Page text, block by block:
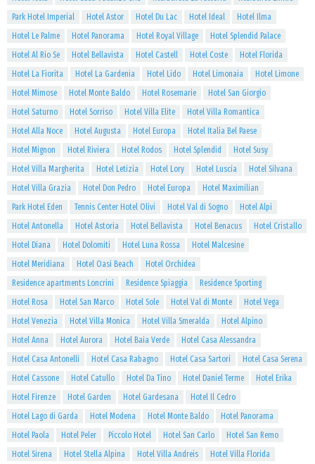
Park Hotel Imperial
Hotel Astor Hotel Du Lac Hotel Ideal
Hotel Ilma
Hotel Le Palme
Hotel Panorama Hotel Royal Village
Hotel Splendid Palace
Hotel Al Rio Se
Hotel Bellavista Hotel Castell Hotel Coste
Hotel Florida
Hotel La Fiorita
Hotel La Gardenia Hotel Lido Hotel Limonaia
Hotel Limone
Hotel Mimose
Hotel Monte Baldo Hotel Rosemarie
Hotel San Giorgio
Hotel Saturno
Hotel Sorriso Hotel Villa Elite
Hotel Villa Romantica
Hotel Alla Noce
Hotel Augusta Hotel Europa
Hotel Italia Bel Paese
Hotel Mignon
Hotel Riviera Hotel Rodos Hotel Splendid
Hotel Susy
Hotel Villa Margherita
Hotel Letizia Hotel Lory Hotel Luscia
Hotel Silvana
Hotel Villa Grazia
Hotel Don Pedro Hotel Europa
Hotel Maximilian
Park Hotel Eden
Tennis Center Hotel Olivi Hotel Val di Sogno
Hotel Alpi
Hotel Antonella
Hotel Astoria Hotel Bellavista Hotel Benacus
Hotel Cristallo
Hotel Diana
Hotel Dolomiti Hotel Luna Rossa
Hotel Malcesine
Hotel Meridiana
Hotel Oasi Beach
Hotel Orchidea
Residence apartments Loncrini
Residence Spiaggia
Residence Sporting
Hotel Rosa
Hotel San Marco Hotel Sole Hotel Val di Monte
Hotel Vega
Hotel Venezia
Hotel Villa Monica Hotel Villa Smeralda
Hotel Alpino
Hotel Anna
Hotel Aurora Hotel Baia Verde
Hotel Casa Alessandra
Hotel Casa Antonelli
Hotel Casa Rabagno Hotel Casa Sartori
Hotel Casa Serena
Hotel Cassone
Hotel Catullo Hotel Da Tino Hotel Daniel Terme
Hotel Erika
Hotel Firenze
Hotel Garden Hotel Gardesana
Hotel Il Cedro
Hotel Lago di Garda
Hotel Modena Hotel Monte Baldo
Hotel Panorama
Hotel Paola
Hotel Peler Piccolo Hotel Hotel San Carlo
Hotel San Remo
Hotel Sirena
Hotel Stella Alpina Hotel Villa Andreis
Hotel Villa Florida